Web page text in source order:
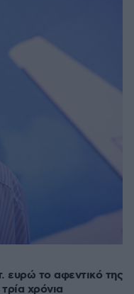
ευρώ το αφεντικό της
χρόνια